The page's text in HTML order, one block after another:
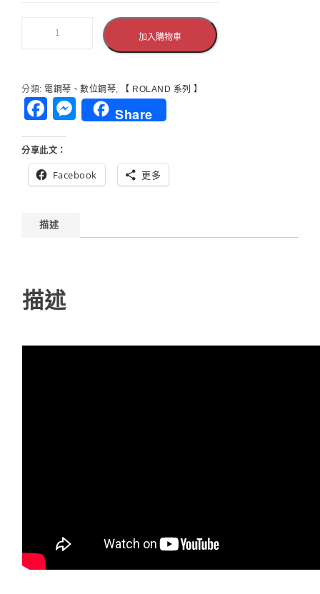
加入購物車
分類: 電鋼琴、數位鋼琴, 【 ROLAND 系列 】
Facebook
Messenger
Share
分享此文：
Facebook 更多
描述
描述